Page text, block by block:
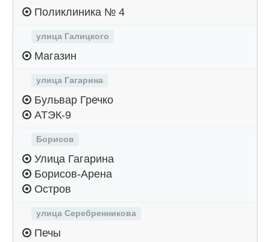
Поликлиника № 4
улица Галицкого
Магазин
улица Гагарина
Бульвар Гречко
АТЭК-9
Борисов
Улица Гагарина
Борисов-Арена
Остров
улица Серебренникова
Печы